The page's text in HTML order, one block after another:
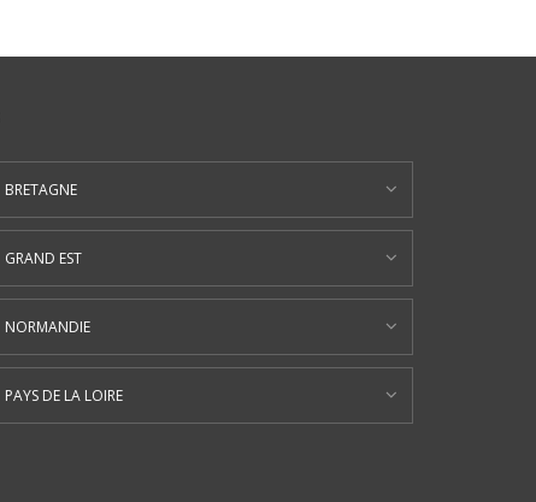
BRETAGNE
GRAND EST
NORMANDIE
PAYS DE LA LOIRE